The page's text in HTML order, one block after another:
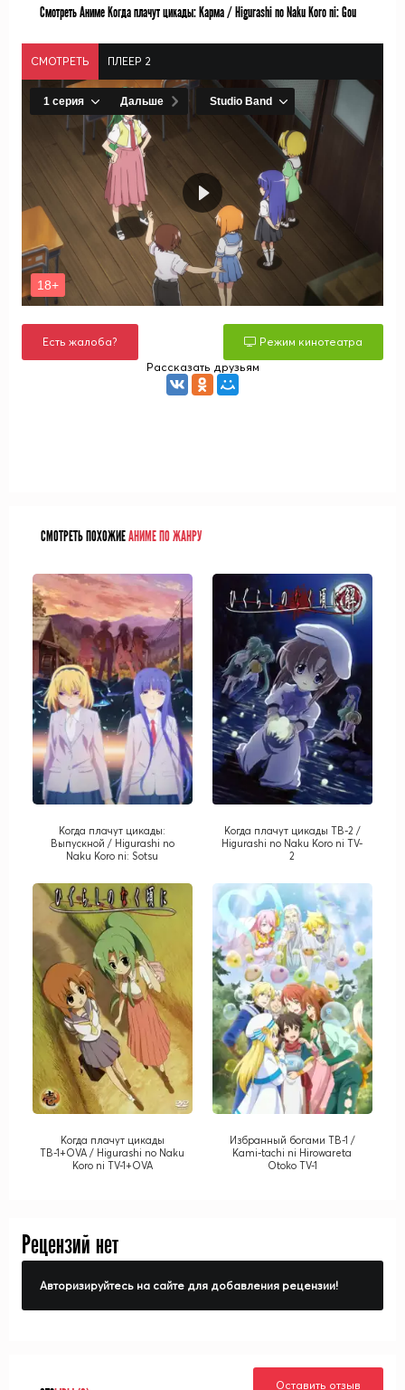
Смотреть Аниме Когда плачут цикады: Карма / Higurashi no Naku Koro ni: Gou
СМОТРЕТЬ ПЛЕЕР 2
Есть жалоба?
Режим кинотеатра
Рассказать друзьям
СМОТРЕТЬ ПОХОЖИЕАНИМЕ ПО ЖАНРУ
Когда плачут цикады:
Выпускной / Higurashi no
Naku Koro ni: Sotsu
Когда плачут цикады ТВ-2 /
Higurashi no Naku Koro ni TV-
2
Когда плачут цикады
ТВ-1+OVA / Higurashi no Naku
Koro ni TV-1+OVA
Избранный богами ТВ-1 /
Kami-tachi ni Hirowareta
Otoko TV-1
Рецензий нет
Авторизируйтесь на сайте для добавления рецензии!
Оставить отзыв